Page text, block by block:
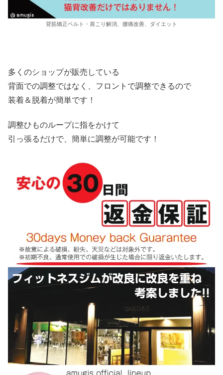
背筋矯正ベルト・肩こり解消、腰痛改善、ダイエット
多くのショップが販売している
背面での調整ではなく、フロントで調整できるので
装着＆脱着が簡単です！
調整ひものループに指をかけて
引っ張るだけで、簡単に調整が可能です！